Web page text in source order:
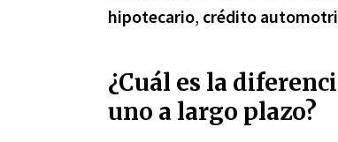
hipotecario, crédito
¿Cuál es la
uno a largo plazo?